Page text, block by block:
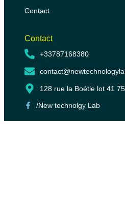
Contact
Contact
+33787168380
128 rue la Boétie lot 41
/New technolgy Lab